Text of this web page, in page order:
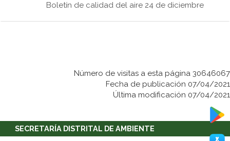
Boletín de calidad del aire 24 de diciembre
Número de visitas a esta página 30646067
Fecha de publicación 07/04/2021
Última modificación 07/04/2021
SECRETARÍA DISTRITAL DE AMBIENTE